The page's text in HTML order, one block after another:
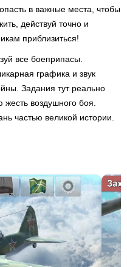
в важные места, чтобы
действуй точно и
приблизиться!
все боеприпасы.
графика и звук
Задания тут реально
воздушного боя.
частью великой истории.